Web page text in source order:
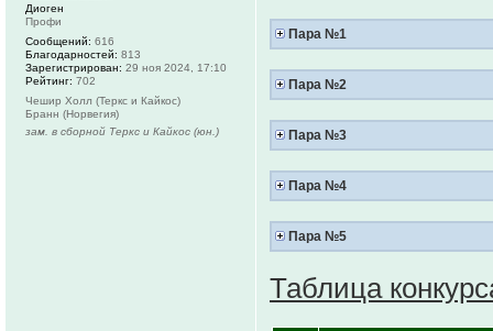
Пара №1
Пара №2
Пара №3
Пара №4
Пара №5
Таблица
Диоген
Профи
Сообщений: 616
Благодарностей: 813
Зарегистрирован: 29 ноя 2024, 17:10
Рейтинг: 702
Чешир Холл (Теркс и Кайкос)
Бранн (Норвегия)
зам. в сборной Теркс и Кайкос (юн.)